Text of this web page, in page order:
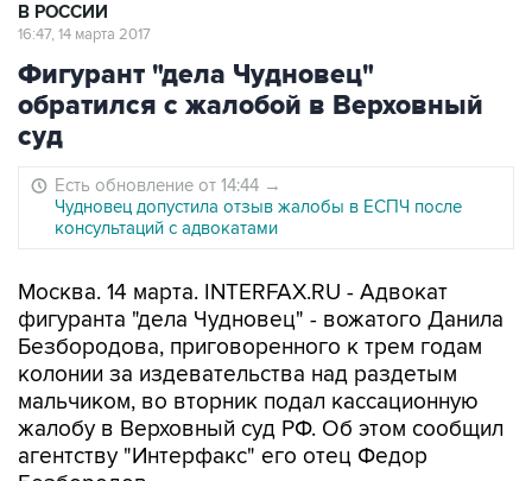
В РОССИИ
16:47, 14 марта 2017
Фигурант "дела Чудновец"
обратился с жалобой в Верховный
суд
Есть обновление от 14:44 →
Чудновец допустила отзыв жалобы в ЕСПЧ после
консультаций с адвокатами
Москва. 14 марта. INTERFAX.RU - Адвокат
фигуранта "дела Чудновец" - вожатого Данила
Безбородова, приговоренного к трем годам
колонии за издевательства над раздетым
мальчиком, во вторник подал кассационную
жалобу в Верховный суд РФ. Об этом сообщил
агентству "Интерфакс" его отец Федор